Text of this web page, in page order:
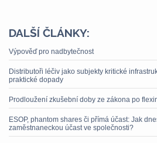
DALŠÍ ČLÁNKY:
Výpověď pro nadbytečnost
Distributoři léčiv jako subjekty kritické
praktické dopady
Prodloužení zkušební doby ze zákona po
ESOP, phantom shares či přímá účast: Jak
zaměstnaneckou účast ve společnosti?